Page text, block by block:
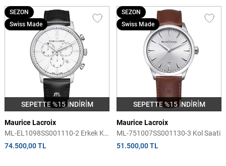
SEPETTE %15 İNDİRİM
SEZON
Swiss Made
Maurice Lacroix
ML-EL1098SS001110-2 Erkek Kol
Saati
74.500,00 TL
SEPETTE %15 İNDİRİM
SEZON
Swiss Made
Maurice Lacroix
ML-751007SS001130-3 Kol Saati
51.500,00 TL